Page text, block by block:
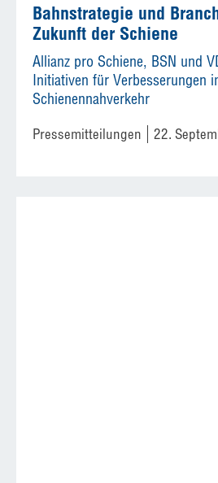
Bahnstrategie und
Zukunft der Schiene
Allianz pro Schiene, BSN und
Initiativen für Verbesserungen
Schienennahverkehr
Pressemitteilungen 22.